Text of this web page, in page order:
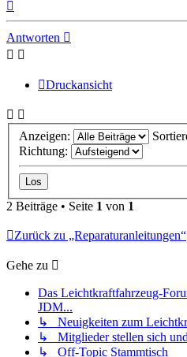
Antworten
Druckansicht
Anzeigen:
Richtung:
2 Beiträge • Seite 1 von 1
Zurück zu „Reparaturanleitungen“
Gehe zu
Das Leichtkraftfahrzeug-
JDM...
↳ Neuigkeiten zum
↳ Mitglieder stellen sich
↳ Off-Topic Stammtisch